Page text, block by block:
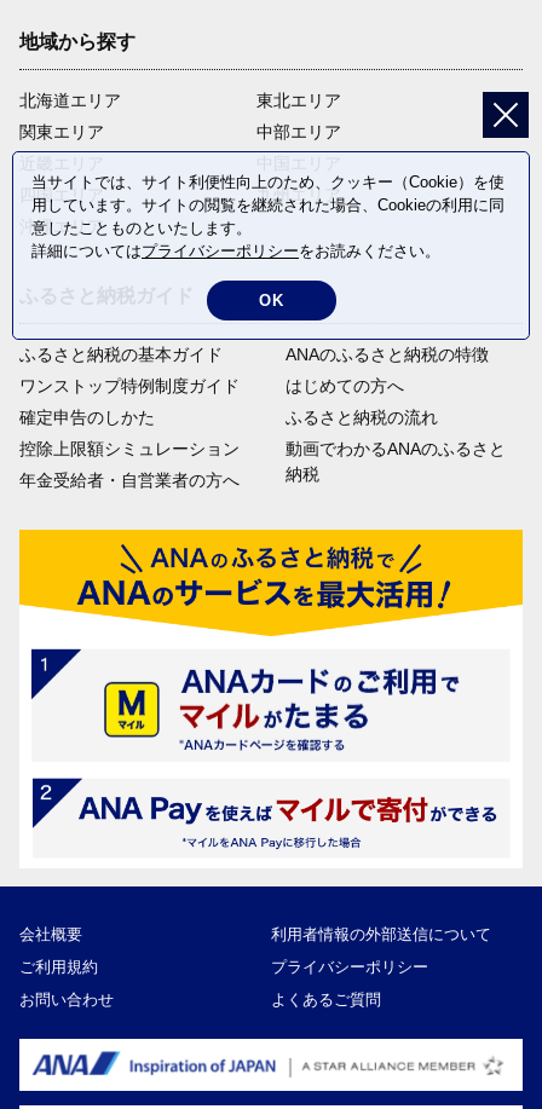
地域から探す
北海道エリア
関東エリア
四国エリア
沖縄エリア
東北エリア
中部エリア
九州エリア
ふるさと納税の基本ガイド
ワンストップ特例制度ガイド
確定申告のしかた
控除上限額シミュレーション
年金受給者・自営業者の方へ
ANAのふるさと納税の特徴
はじめての方へ
ふるさと納税の流れ
動画でわかるANAのふるさと
納税
会社概要
利用者情報の外部送信について
ご利用規約
プライバシーポリシー
お問い合わせ
よくあるご質問
当サイトでは、サイト利便性向上のため、クッキー（Cookie）を使
用しています。サイトの閲覧を継続された場合、Cookieの利用に同
意したことものといたします。
詳細についてはプライバシーポリシーをお読みください。
OK